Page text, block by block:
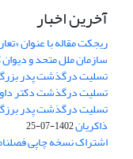
آخرین اخبار
ریجکت مقاله با عنوان
سازمان ملل متحد و دیوان
تسلیت درگذشت پدر
تسلیت درگذشت دکتر
تسلیت درگذشت پدر
ذاکریان1402-07-25
اشتراک نسخه چاپی